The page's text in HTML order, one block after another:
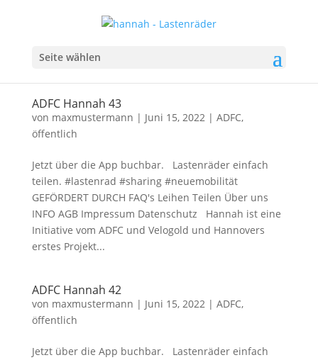
Seite wählen
ADFC Hannah 43
von maxmustermann | Juni 15, 2022| ADFC,
öffentlich
Jetzt über die App buchbar. Lastenräder einfach
teilen. #lastenrad #sharing #neuemobilität
GEFÖRDERT DURCH FAQ's Leihen Teilen Über uns
INFO AGB Impressum Datenschutz Hannah ist eine
Initiative vom ADFC und Velogold und Hannovers
erstes Projekt...
ADFC Hannah 42
von maxmustermann | Juni 15, 2022| ADFC,
öffentlich
Jetzt über die App buchbar. Lastenräder einfach